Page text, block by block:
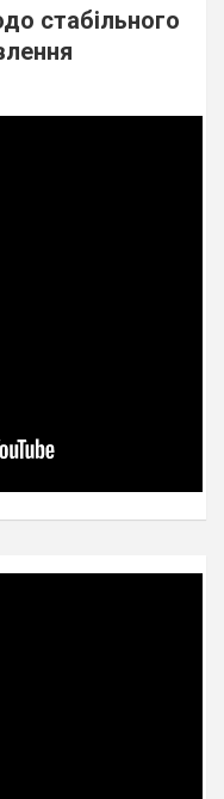
стабільного